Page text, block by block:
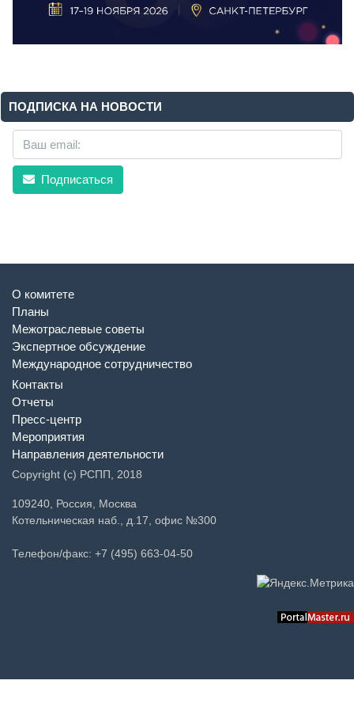
ПОДПИСКА НА НОВОСТИ
Подписаться
О комитете
Планы
Межотраслевые советы
Экспертное обсуждение
Международное сотрудничество
Контакты
Отчеты
Пресс-центр
Мероприятия
Направления деятельности
Copyright (c) РСПП, 2018
109240, Россия, Москва
Котельническая наб., д.17, офис №300
Телефон/факс: +7 (495) 663-04-50